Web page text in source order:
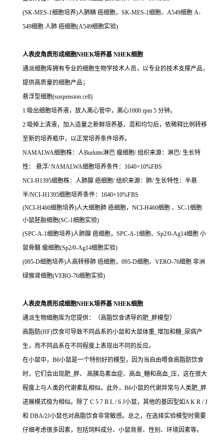
(SK-MES-1细胞培养)人肺鳞 癌细胞，SK-MES-1细胞、A549细胞 A-
549细胞 人肺 癌细胞(A549细胞实验)
人表皮角质形成细胞NHEK培养基 NHEK细胞
通派细胞库拥有专业的细胞生物学技术人员，以专业的技术支撑产品，
提供高质量的细胞产品；
悬浮型细胞(suspension cell)
1:吸出细胞培养液，放入离心管中，离心1000 rpm 5 分钟。
2:吸掉上清液，加入适量之新鲜培养基，混和均匀后，依稀释比例转移
至新的培养瓶中，以正常培养条件培养。
NAMALWA细胞株：人Burkitts淋巴 瘤细胞/ 组织来源：淋巴/ 生长特
性： 悬浮/ NAMALWA细胞培养条件：1640+10%FBS
NCI-H1395细胞株：人肺腺 癌细胞/ 组织来源：肺/ 生长特性：半悬
半/NCI-H1395细胞培养条件：1640+10%FBS
(NCI-H460细胞培养)人大细胞肺 癌细胞，NCI-H460细胞 、SC-1细胞
小鼠胚胎细胞(SC-1细胞实验)
(SPC-A-1细胞培养)人肺腺 癌细胞，SPC-A-1细胞、Sp2/0-Ag14细胞 小
鼠骨髓 瘤细胞(Sp2/0-Ag14细胞实验)
(095-D细胞培养)人高转移肺 癌细胞，095-D细胞、VERO-76细胞 非洲
绿猴肾细胞(VERO-76细胞实验)
人表皮角质形成细胞NHEK培养基 NHEK细胞
通派生物细胞库为您提供：（高脂饮食诱导的肥_胖模型）
高脂肪(HF)饮食可导致不同品系的小鼠和大鼠体重_增加和糖_尿病产
生，而不同品系在不同程度上表现出不同的反应。
在小鼠中，B6小鼠是一个特别好的模型，因为当自由喂食高脂肪饮食
时，它们会出现肥_胖、 高胰岛素血症、高血_糖和高血_压，这在很大
程度上与人类的代谢紊乱相似。此外，B6小鼠的代谢异常与人类肥_胖
进展模式极为相似。除了 C 5 7 B L / 6 J小鼠，其他的基因型如A K R / J
和 DBA/2J小鼠也对高脂饮食非常敏感。总之，在选择实验模型时需要
仔细考虑很多因素，包括饲料成分、小鼠背景、性别、环境因素等。